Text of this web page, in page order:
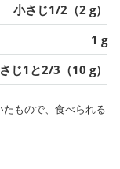
小さじ1/2（2 g）
1 g
じ1と2/3（10 g）
もので、食べられる